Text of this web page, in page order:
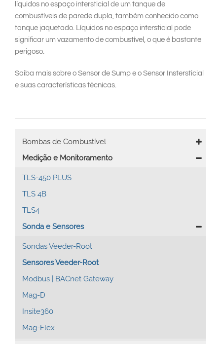
líquidos no espaço intersticial de um tanque de
combustíveis de parede dupla, também conhecido como
tanque jaquetado. Líquidos no espaço intersticial pode
significar um vazamento de combustível, o que é bastante
perigoso.
Saiba mais sobre o Sensor de Sump e o Sensor Instersticial
e suas características técnicas.
Main
navigation
Bombas de Combustível
Medição e Monitoramento
TLS-450 PLUS
TLS 4B
TLS4
Sonda e Sensores
Sondas Veeder-Root
Sensores Veeder-Root
Modbus | BACnet Gateway
Mag-D
Insite360
Mag-Flex